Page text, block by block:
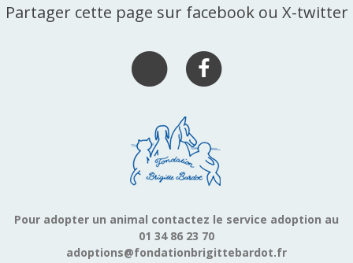
Partager cette page sur facebook ou X-twitter
Pour adopter un animal contactez le service adoption au
01 34 86 23 70
adoptions@fondationbrigittebardot.fr